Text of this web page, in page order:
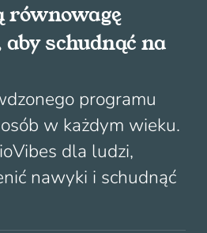
równowagę
schudnąć na
programu
w każdym wieku.
dla ludzi,
nawyki i schudnąć